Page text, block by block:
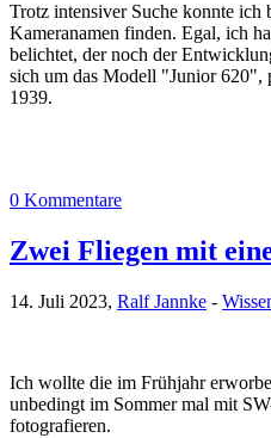
Trotz intensiver Suche konnte ich
Kameranamen finden. Egal, ich
belichtet, der noch der
sich um das Modell "Junior 620",
1939.
0 Kommentare
Zwei Fliegen mit
14. Juli 2023, Ralf Jannke -
Ich wollte die im Frühjahr
unbedingt im Sommer mal mit
fotografieren.